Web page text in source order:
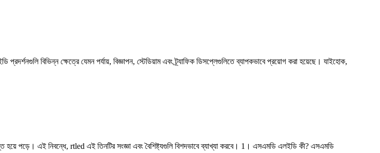
বিভিন্ন ক্ষেত্রে যেমন পর্যায়, বিজ্ঞাপন, স্টেডিয়াম এবং ট্র্যাফিক ডিসপ্লেগুলিতে ব্যাপকভাবে প্রয়োগ করা হয়েছে। যাইহোক,
হয়ে পড়ে। এই নিবন্ধে, rtled এই তিনটির সংজ্ঞা এবং বৈশিষ্ট্যগুলি বিশদভাবে ব্যাখ্যা করবে। 1। এসএমডি এলইডি কী? এসএমডি